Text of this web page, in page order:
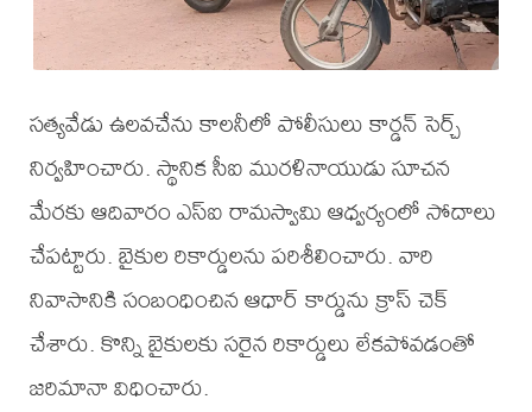
సత్యవేడు ఉలవచేను కాలనీలో పోలీసులు కార్డన్ సెర్చ్
నిర్వహించారు. స్థానిక సీఐ మురళినాయుడు సూచన
మేరకు ఆదివారం ఎస్ఐ రామస్వామి ఆధ్వర్యంలో సోదాలు
చేపట్టారు. బైకుల రికార్డులను పరిశీలించారు. వారి
నివాసానికి సంబంధించిన ఆధార్ కార్డును క్రాస్ చెక్
చేశారు. కొన్ని బైకులకు సరైన రికార్డులు లేకపోవడంతో
జరిమానా విధించారు.